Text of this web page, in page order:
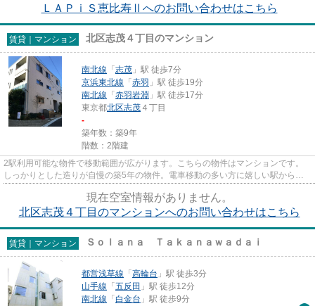
ＬＡＰｉＳ恵比寿Ⅱへのお問い合わせはこちら
賃貸｜マンション 北区志茂４丁目のマンション
南北線 「 志茂 」駅 徒歩7分
京浜東北線 「 赤羽 」駅 徒歩19分
南北線 「 赤羽岩淵 」駅 徒歩17分
東京都北区志茂 ４丁目
-
築年数：築9年
階数：2階建
2駅利用可能な物件で移動範囲が広がります。こちらの物件はマンションです。
しっかりとした造りが自慢の築5年の物件。電車移動の多い方に嬉しい駅から徒
現在空室情報がありません。
北区志茂４丁目のマンションへのお問い合わせはこちら
賃貸｜マンション Ｓｏｌａｎａ Ｔａｋａｎａｗａｄａｉ
都営浅草線 「 高輪台 」駅 徒歩3分
山手線 「 五反田 」駅 徒歩12分
南北線 「 白金台 」駅 徒歩9分